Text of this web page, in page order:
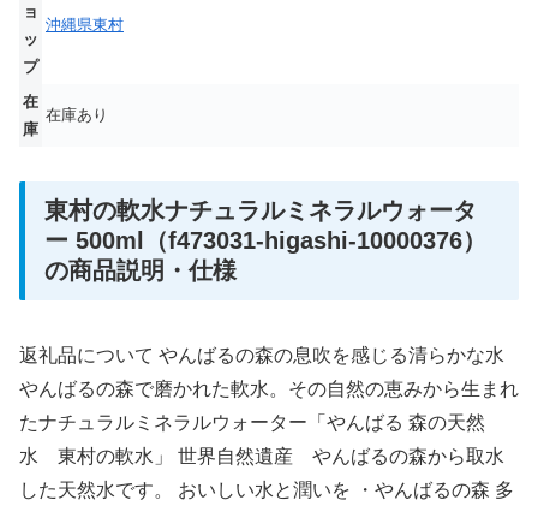
ョ
ッ
プ
沖縄県東村
在
庫
在庫あり
東村の軟水ナチュラルミネラルウォータ
ー 500ml（f473031-higashi-10000376）
の商品説明・仕様
返礼品について やんばるの森の息吹を感じる清らかな水
やんばるの森で磨かれた軟水。その自然の恵みから生まれ
たナチュラルミネラルウォーター「やんばる 森の天然
水 東村の軟水」 世界自然遺産 やんばるの森から取水
した天然水です。 おいしい水と潤いを ・やんばるの森 多